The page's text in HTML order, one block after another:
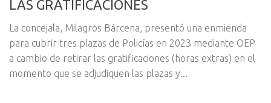
LAS GRATIFICACIONES
La concejala, Milagros Bárcena, presentó una enmienda
para cubrir tres plazas de Policías en 2023 mediante OEP
a cambio de retirar las gratificaciones (horas extras) en el
momento que se adjudiquen las plazas y...